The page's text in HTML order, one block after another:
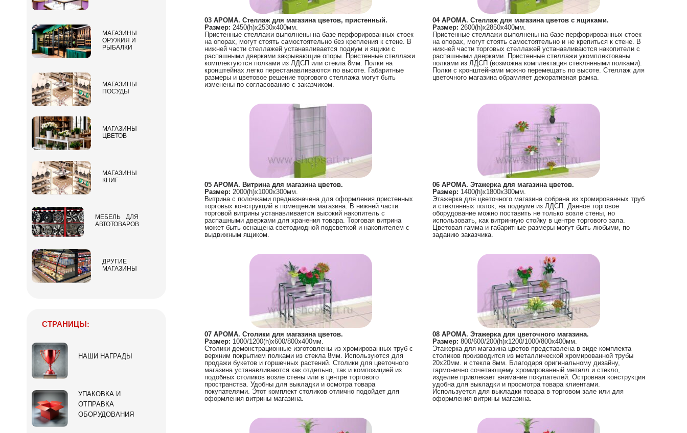
03 АРОМА. Стеллаж для магазина цветов, пристенный.
Размер: 2450(h)х2530х400мм.
Пристенные стеллажи выполнены на базе перфорированных стоек
на опорах, могут стоять самостоятельно без крепления к стене. В
нижней части стеллажей устанавливается подиум и ящики с
распашными дверками закрывающие опоры. Пристенные стеллажи
комплектуются полками из ЛДСП или стекла 8мм. Полки на
кронштейнах легко перестанавливаются по высоте. Габаритные
размеры и цветовое решение торгового стеллажа могут быть
изменены по согласованию с заказчиком.
04 АРОМА. Стеллаж для магазина цветов с ящиками.
Размер: 2600(h)х2850х400мм.
Пристенные стеллажи выполнены на базе перфорированных стоек
на опорах, могут стоять самостоятельно и не крепиться к стене. В
нижней части торговых стеллажей устанавливаются накопители с
распашными дверками. Пристенные стеллажи укомплектованы
полками из ЛДСП (возможна комплектация стеклянными полками).
Полки с кронштейнами можно перемещать по высоте. Стеллаж для
цветочного магазина обрамляет декоративная рамка.
05 АРОМА. Витрина для магазина цветов.
Размер: 2000(h)х1000х300мм.
Витрина с полочками предназначена для оформления пристенных
торговых конструкций в помещении магазина. В нижней части
торговой витрины устанавливается высокий накопитель с
распашными дверками для хранения товара. Торговая витрина
может быть оснащена светодиодной подсветкой и накопителем с
выдвижным ящиком.
06 АРОМА. Этажерка для магазина цветов.
Размер: 1400(h)х1800х300мм.
Этажерка для цветочного магазина собрана из хромированных труб
и стеклянных полок, на подиуме из ЛДСП. Данное торговое
оборудование можно поставить не только возле стены, но
использовать, как витринную стойку в центре торгового зала.
Цветовая гамма и габаритные размеры могут быть любыми, по
заданию заказчика.
07 АРОМА. Столики для магазина цветов.
Размер: 1000/1200(h)х600/800х400мм.
Столики демонстрационные изготовлены из хромированных труб с
верхним покрытием полками из стекла 8мм. Используются для
продажи букетов и горшечных растений. Столики для цветочного
магазина устанавливаются как отдельно, так и композицией из
подобных столиков возле стены или в центре торгового
пространства. Удобны для выкладки и осмотра товара
покупателями. Этот комплект столиков отлично подойдет для
оформления витрины магазина.
08 АРОМА. Этажерка для цветочного магазина.
Размер: 800/600/200(h)х1200/1000/800х400мм.
Этажерка для магазина цветов представлена в виде комплекта
столиков производится из металлической хромированной трубы
20х20мм. и стекла 8мм. Благодаря оригинальному дизайну,
гармонично сочетающему хромированный металл и стекло,
изделие привлекает внимание покупателей. Островная конструкция
удобна для выкладки и просмотра товара клиентами.
Используется для выкладки товара в торговом зале или для
оформления витрины магазина.
МАГАЗИНЫ
ОРУЖИЯ И
РЫБАЛКИ
МАГАЗИНЫ
ПОСУДЫ
МАГАЗИНЫ
ЦВЕТОВ
МАГАЗИНЫ
КНИГ
МЕБЕЛЬ ДЛЯ
АВТОТОВАРОВ
ДРУГИЕ
МАГАЗИНЫ
СТРАНИЦЫ:
НАШИ НАГРАДЫ
УПАКОВКА И
ОТПРАВКА
ОБОРУДОВАНИЯ